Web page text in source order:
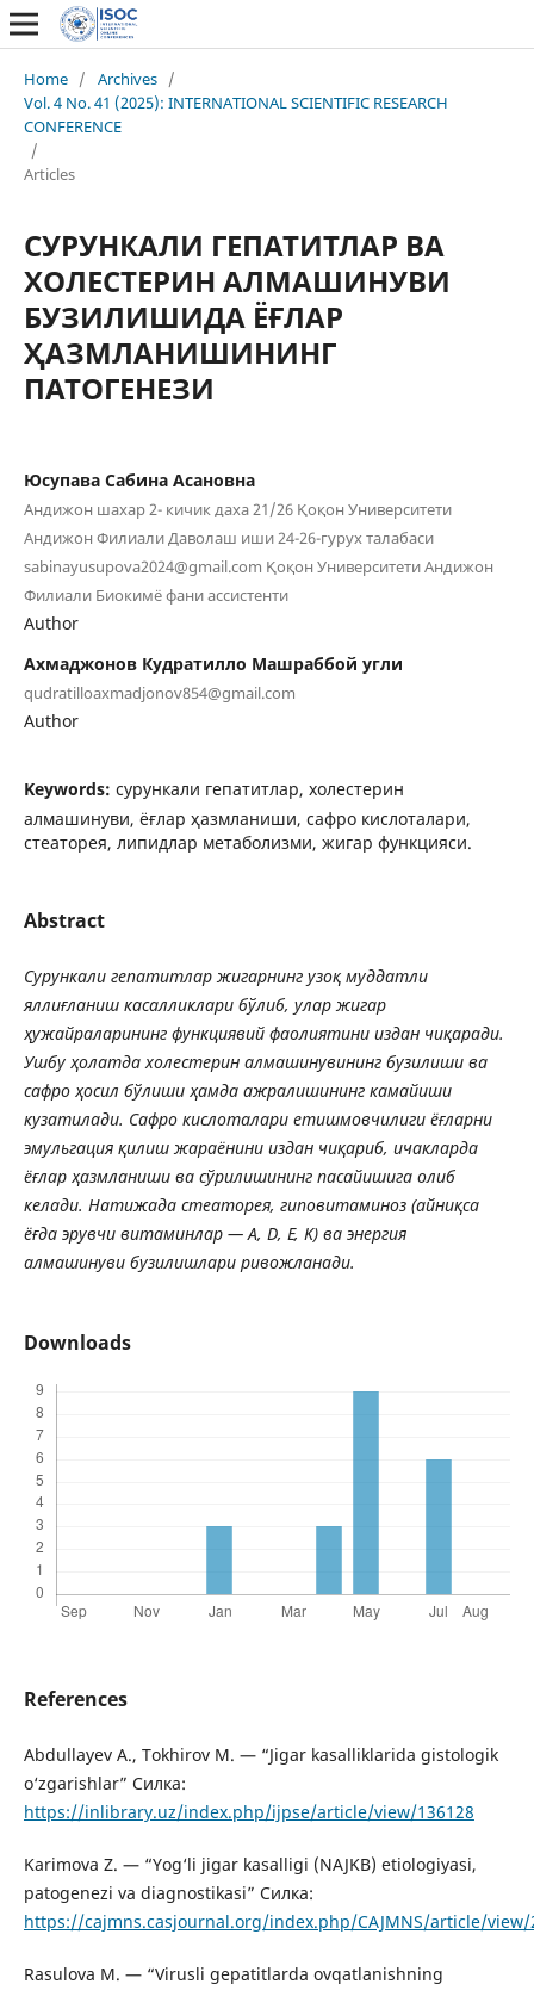
Home / Archives /
Vol. 4 No. 41 (2025): INTERNATIONAL SCIENTIFIC RESEARCH
CONFERENCE
/
Articles
СУРУНКАЛИ ГЕПАТИТЛАР ВА
ХОЛЕСТЕРИН АЛМАШИНУВИ
БУЗИЛИШИДА ЁҒЛАР
ҲАЗМЛАНИШИНИНГ
ПАТОГЕНЕЗИ
Юсупава Сабина Асановна
Андижон шахар 2- кичик даха 21/26 Қоқон Университети
Андижон Филиали Даволаш иши 24-26-гурух талабаси
sabinayusupova2024@gmail.com Қоқон Университети Андижон
Филиали Биокимё фани ассистенти
Author
Aхмаджонов Кудратилло Машраббой угли
qudratilloaxmadjonov854@gmail.com
Author
Keywords: сурункали гепатитлар, холестерин
алмашинуви, ёғлар ҳазмланиши, сафро кислоталари,
стеаторея, липидлар метаболизми, жигар функцияси.
Abstract
Сурункали гепатитлар жигарнинг узоқ муддатли
яллиғланиш касалликлари бўлиб, улар жигар
ҳужайраларининг функциявий фаолиятини издан чиқаради.
Ушбу ҳолатда холестерин алмашинувининг бузилиши ва
сафро ҳосил бўлиши ҳамда ажралишининг камайиши
кузатилади. Сафро кислоталари етишмовчилиги ёғларни
эмульгация қилиш жараёнини издан чиқариб, ичакларда
ёғлар ҳазмланиши ва сўрилишининг пасайишига олиб
келади. Натижада стеаторея, гиповитаминоз (айниқса
ёғда эрувчи витаминлар — A, D, E, K) ва энергия
алмашинуви бузилишлари ривожланади.
Downloads
References
Abdullayev A., Tokhirov M. — “Jigar kasalliklarida gistologik
o‘zgarishlar” Силка:
https://inlibrary.uz/index.php/ijpse/article/view/136128
Karimova Z. — “Yog‘li jigar kasalligi (NAJKB) etiologiyasi,
patogenezi va diagnostikasi” Силка:
https://cajmns.casjournal.org/index.php/CAJMNS/article/view/
Rasulova M. — “Virusli gepatitlarda ovqatlanishning